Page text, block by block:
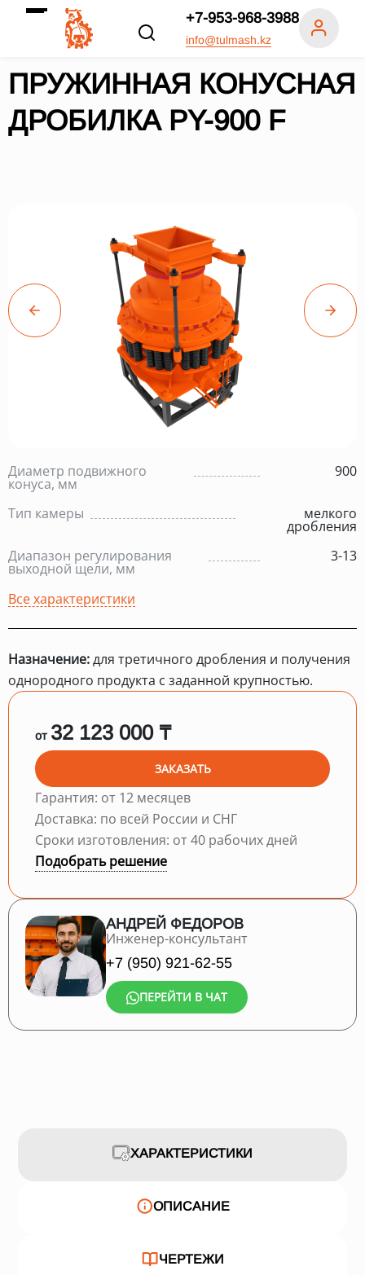
+7-953-968-3988
info@tulmash.kz
ПРУЖИННАЯ КОНУСНАЯ
ДРОБИЛКА PY-900 F
Диаметр подвижного
конуса, мм
900
Тип камеры мелкого
дробления
Диапазон регулирования
выходной щели, мм
3-13
Все характеристики
Назначение:для третичного дробления и получения
однородного продукта с заданной крупностью.
от 32 123 000 ₸
ЗАКАЗАТЬ
Гарантия: от 12 месяцев
Доставка: по всей России и СНГ
Сроки изготовления: от 40 рабочих дней
Подобрать решение
АНДРЕЙ ФЕДОРОВ
Инженер-консультант
+7 (950) 921-62-55
ПЕРЕЙТИ В ЧАТ
ХАРАКТЕРИСТИКИ
ОПИСАНИЕ
ЧЕРТЕЖИ